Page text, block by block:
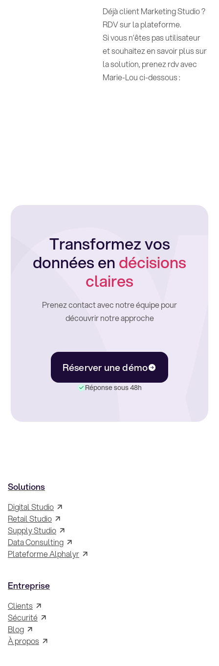
Déjà client Marketing Studio ?
RDV sur la plateforme.
Si vous n’êtes pas utilisateur
et souhaitez en savoir plus sur
la solution, prenez rdv avec
Marie-Lou ci-dessous :
Transformez vos
données endécisions
claires
Prenez contact avec notre équipe pour
découvrir notre approche
Réserver une démo
Réponse sous 48h
Solutions
Digital Studio
Retail Studio
Supply Studio
Data Consulting
Plateforme Alphalyr
Entreprise
Clients
Sécurité
Blog
À propos